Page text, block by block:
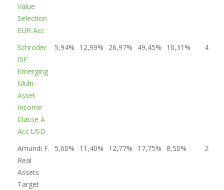
Value
Selection
EUR Acc
Schroder
ISF
Emerging
Multi-
Asset
Income
Classe A
Acc USD
5,94% 12,99% 26,97% 49,45% 10,31% 4
Amundi F.
Real
Assets
Target
5,60% 11,40% 12,77% 17,75% 8,50% 2